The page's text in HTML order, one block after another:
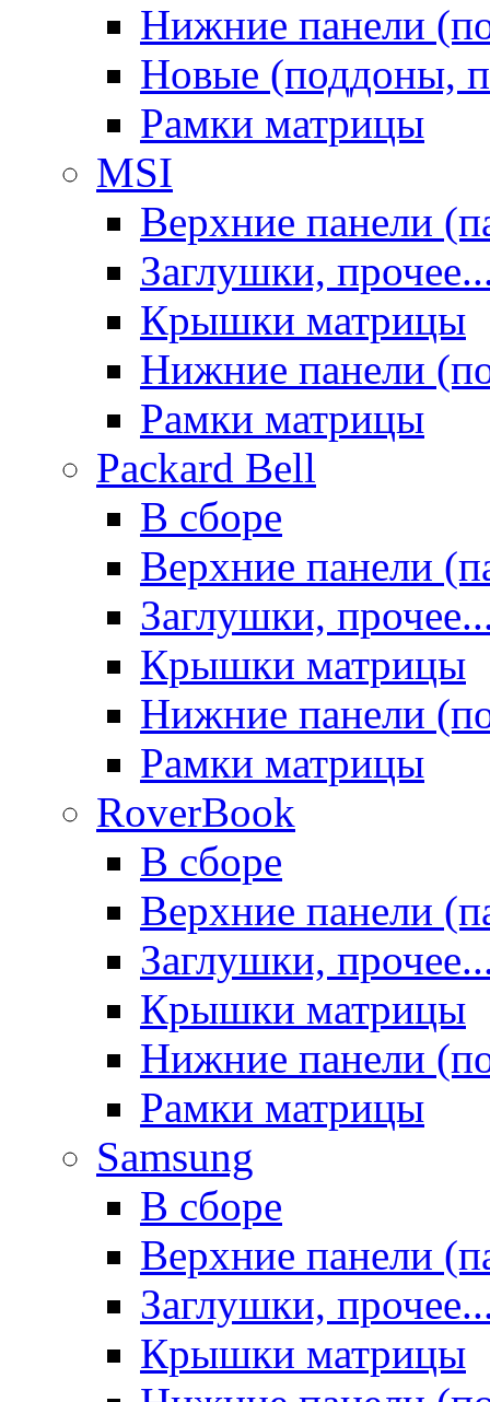
Нижние панели
Новые (поддоны,
Рамки матрицы
MSI
Верхние панели
Заглушки,
Крышки матрицы
Нижние панели
Рамки матрицы
Packard Bell
В сборе
Верхние панели
Заглушки,
Крышки матрицы
Нижние панели
Рамки матрицы
RoverBook
В сборе
Верхние панели
Заглушки,
Крышки матрицы
Нижние панели
Рамки матрицы
Samsung
В сборе
Верхние панели
Заглушки,
Крышки матрицы